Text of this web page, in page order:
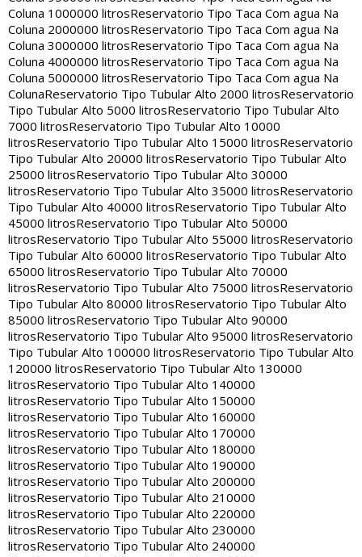
Coluna 1000000 litrosReservatorio Tipo Taca Com agua Na
Coluna 2000000 litrosReservatorio Tipo Taca Com agua Na
Coluna 3000000 litrosReservatorio Tipo Taca Com agua Na
Coluna 4000000 litrosReservatorio Tipo Taca Com agua Na
Coluna 5000000 litrosReservatorio Tipo Taca Com agua Na
ColunaReservatorio Tipo Tubular Alto 2000 litrosReservatorio
Tipo Tubular Alto 5000 litrosReservatorio Tipo Tubular Alto
7000 litrosReservatorio Tipo Tubular Alto 10000
litrosReservatorio Tipo Tubular Alto 15000 litrosReservatorio
Tipo Tubular Alto 20000 litrosReservatorio Tipo Tubular Alto
25000 litrosReservatorio Tipo Tubular Alto 30000
litrosReservatorio Tipo Tubular Alto 35000 litrosReservatorio
Tipo Tubular Alto 40000 litrosReservatorio Tipo Tubular Alto
45000 litrosReservatorio Tipo Tubular Alto 50000
litrosReservatorio Tipo Tubular Alto 55000 litrosReservatorio
Tipo Tubular Alto 60000 litrosReservatorio Tipo Tubular Alto
65000 litrosReservatorio Tipo Tubular Alto 70000
litrosReservatorio Tipo Tubular Alto 75000 litrosReservatorio
Tipo Tubular Alto 80000 litrosReservatorio Tipo Tubular Alto
85000 litrosReservatorio Tipo Tubular Alto 90000
litrosReservatorio Tipo Tubular Alto 95000 litrosReservatorio
Tipo Tubular Alto 100000 litrosReservatorio Tipo Tubular Alto
120000 litrosReservatorio Tipo Tubular Alto 130000
litrosReservatorio Tipo Tubular Alto 140000
litrosReservatorio Tipo Tubular Alto 150000
litrosReservatorio Tipo Tubular Alto 160000
litrosReservatorio Tipo Tubular Alto 170000
litrosReservatorio Tipo Tubular Alto 180000
litrosReservatorio Tipo Tubular Alto 190000
litrosReservatorio Tipo Tubular Alto 200000
litrosReservatorio Tipo Tubular Alto 210000
litrosReservatorio Tipo Tubular Alto 220000
litrosReservatorio Tipo Tubular Alto 230000
litrosReservatorio Tipo Tubular Alto 240000